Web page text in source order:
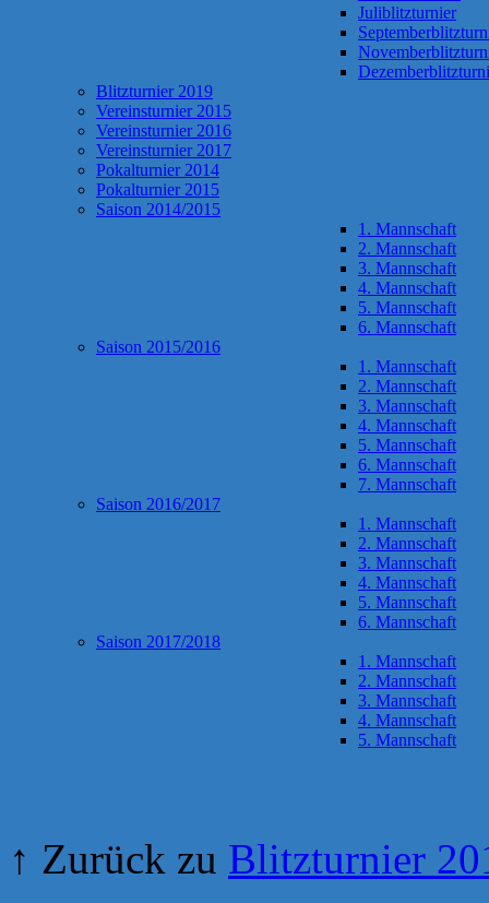
Juliblitzturnier
Blitzturnier 2019
Vereinsturnier 2015
Vereinsturnier 2016
Vereinsturnier 2017
Pokalturnier 2014
Pokalturnier 2015
Saison 2014/2015
1. Mannschaft
2. Mannschaft
3. Mannschaft
4. Mannschaft
5. Mannschaft
6. Mannschaft
Saison 2015/2016
1. Mannschaft
2. Mannschaft
3. Mannschaft
4. Mannschaft
5. Mannschaft
6. Mannschaft
7. Mannschaft
Saison 2016/2017
1. Mannschaft
2. Mannschaft
3. Mannschaft
4. Mannschaft
5. Mannschaft
6. Mannschaft
Saison 2017/2018
1. Mannschaft
2. Mannschaft
3. Mannschaft
4. Mannschaft
5. Mannschaft
↑ Zurück zu Blitzturnier